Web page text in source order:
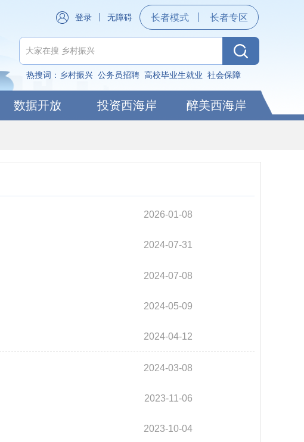
登录 无障碍 长者模式 长者专区
热搜词： 乡村振兴 公务员招聘 高校毕业生就业 社会保障
数据开放 投资西海岸 醉美西海岸
2026-01-08
2024-07-31
2024-07-08
2024-05-09
2024-04-12
2024-03-08
2023-11-06
2023-10-04